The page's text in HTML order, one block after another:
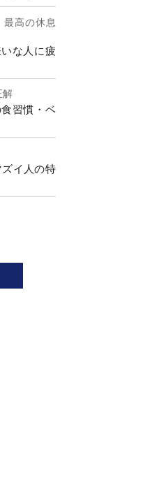
高の休息
な人に疲
解
習慣・ベ
イ人の特